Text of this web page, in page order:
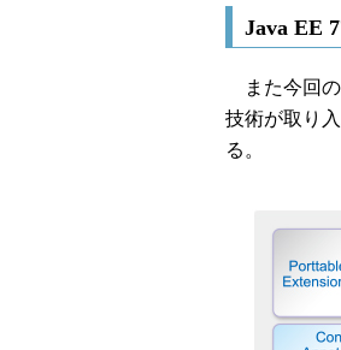
Java EE
また今回の
技術が取り
る。